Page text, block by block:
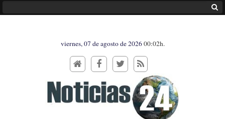
viernes, 07 de agosto de 202600:02h.